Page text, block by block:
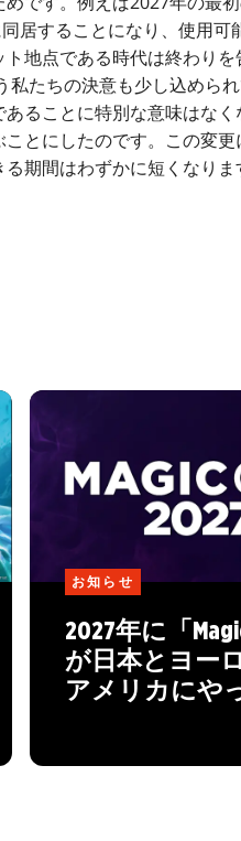
居することになり、使用可
地点である時代は終わりを
たちの決意も少し込められ
ることに特別な意味はなく
とにしたのです。この変更
期間はわずかに短くなりま
お知らせ
2027年に「
が日本とヨー
アメリカにや